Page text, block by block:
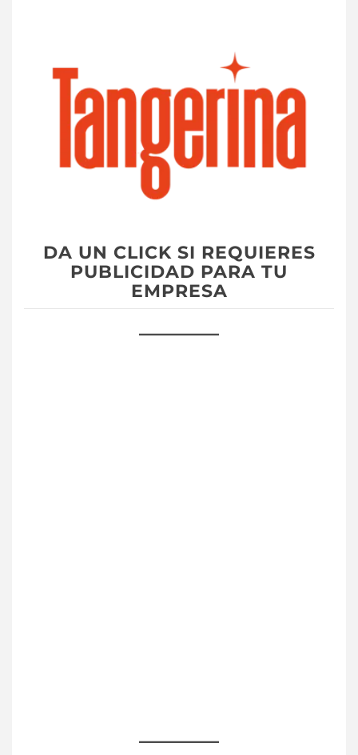
DA UN CLICK SI REQUIERES
PUBLICIDAD PARA TU
EMPRESA